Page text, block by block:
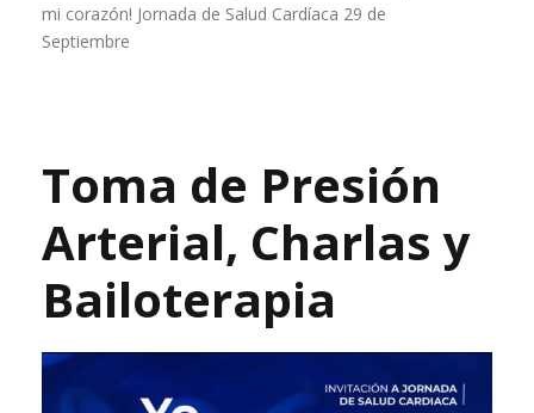
mi corazón! Jornada de Salud Cardíaca 29 de
Septiembre
Toma de Presión
Arterial, Charlas y
Bailoterapia